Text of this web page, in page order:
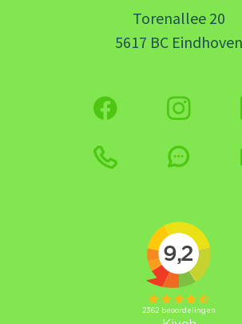
Torenallee 20
5617 BC Eindhoven